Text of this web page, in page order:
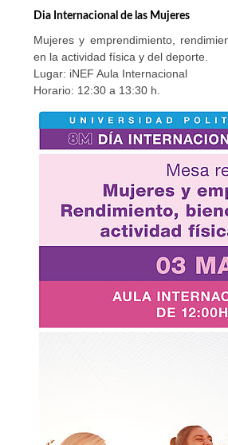
Dia Internacional de las Mujeres
Mujeres y emprendimiento,
en la actividad física y del deporte.
Lugar: iNEF Aula Internacional
Horario: 12:30 a 13:30 h.